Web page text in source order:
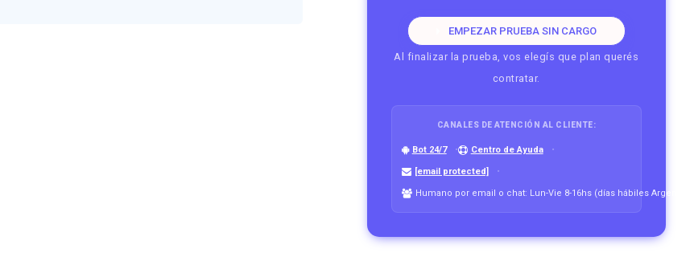
EMPEZAR PRUEBA SIN CARGO
Al finalizar la prueba, vos elegís que plan querés
contratar.
CANALES DE ATENCIÓN AL CLIENTE:
Bot 24/7 Centro de Ayuda
[email protected]
Humano por email o chat: Lun-Vie 8-16hs (días hábiles